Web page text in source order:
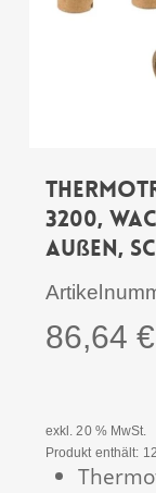
3200,
Außen,
86,64€
exkl. 20 % MwSt.
Produkt enthält: 12